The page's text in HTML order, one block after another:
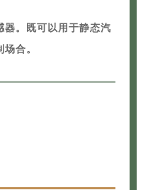
。既可以用于静态汽
合。